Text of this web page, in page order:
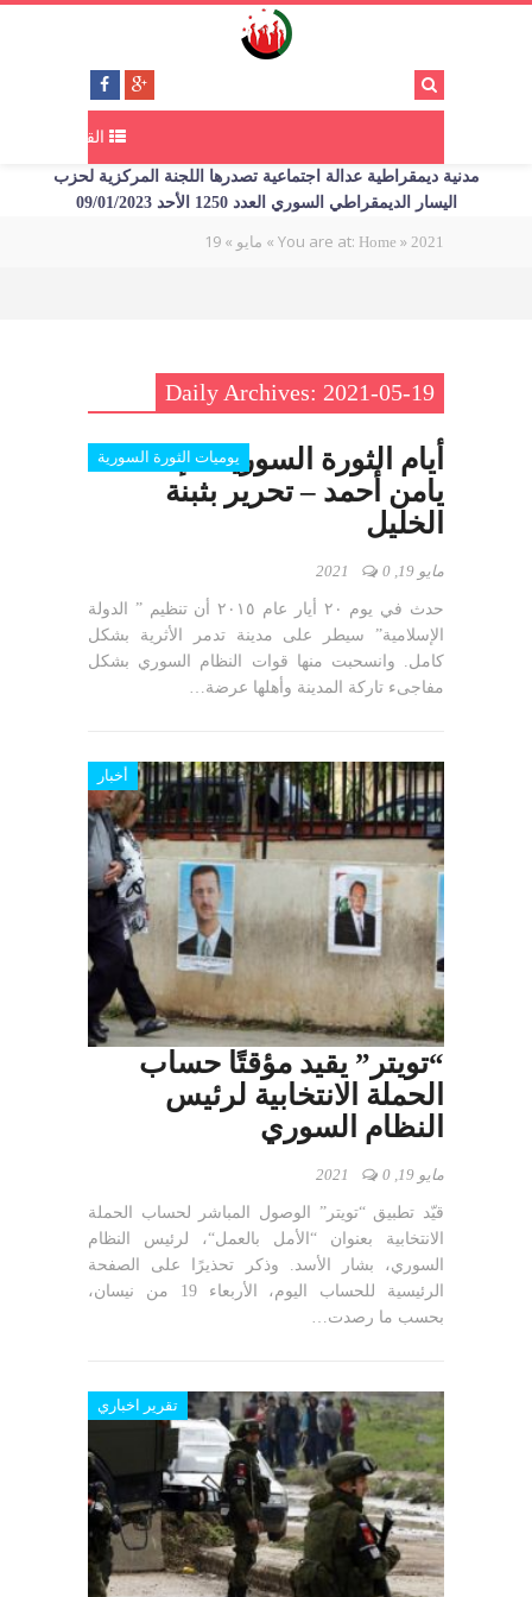
القائمة
مدنية ديمقراطية عدالة اجتماعية تصدرها اللجنة المركزية لحزب
اليسار الديمقراطي السوري العدد 1250 الأحد 09/01/2023
You are at: Home » 2021
» مايو »
19
Daily Archives: 2021-05-19
يوميات الثورة السورية
أيام الثورة السورية – إعداد
يامن أحمد – تحرير بثبنة
الخليل
مايو 19, 2021 0
حدث في يوم ٢٠ أيار عام ٢٠١٥ أن تنظيم ” الدولة
الإسلامية” سيطر على مدينة تدمر الأثرية بشكل
كامل. وانسحبت منها قوات النظام السوري بشكل
مفاجىء تاركة المدينة وأهلها عرضة…
أخبار
“تويتر” يقيد مؤقتًا حساب
الحملة الانتخابية لرئيس
النظام السوري
مايو 19, 2021 0
قيّد تطبيق “تويتر” الوصول المباشر لحساب الحملة
الانتخابية بعنوان “الأمل بالعمل“، لرئيس النظام
السوري، بشار الأسد. وذكر تحذيرًا على الصفحة
الرئيسية للحساب اليوم، الأربعاء 19 من نيسان،
بحسب ما رصدت…
تقرير اخباري